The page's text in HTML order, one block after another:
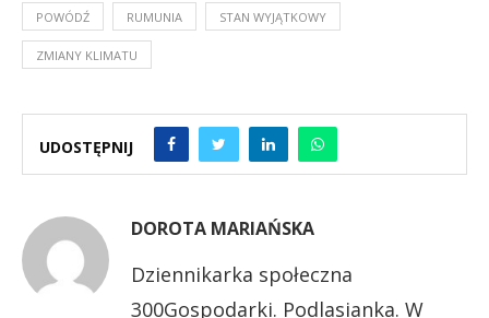
POWÓDŹ RUMUNIA STAN WYJĄTKOWY
ZMIANY KLIMATU
UDOSTĘPNIJ
DOROTA MARIAŃSKA
Dziennikarka społeczna
300Gospodarki. Podlasianka. W